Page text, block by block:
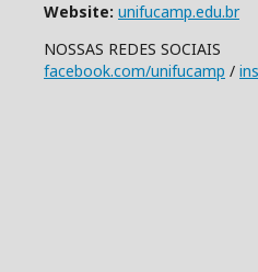
Website: unifucamp.edu.br
NOSSAS REDES SOCIAIS
facebook.com/unifucamp /